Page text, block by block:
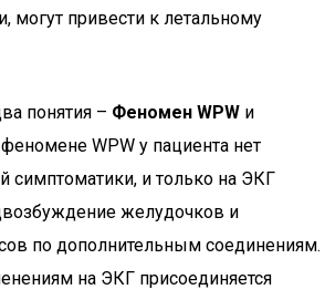
могут привести к летальному
понятия – Феномен WPW и
WPW у пациента нет
симптоматики, и только на ЭКГ
желудочков и
по дополнительным соединениям.
на ЭКГ присоединяется